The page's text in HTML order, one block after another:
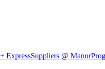
ExpressSuppliers @ Manor